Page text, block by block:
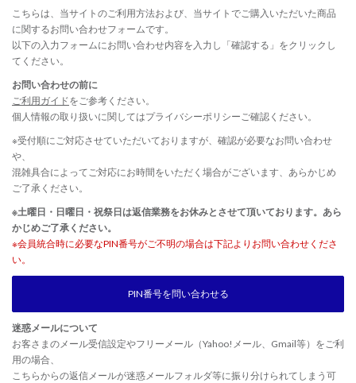
こちらは、当サイトのご利用方法および、当サイトでご購入いただいた商品
に関するお問い合わせフォームです。
以下の入力フォームにお問い合わせ内容を入力し「確認する」をクリックし
てください。
お問い合わせの前に
ご利用ガイドをご参考ください。
個人情報の取り扱いに関してはプライバシーポリシーご確認ください。
※受付順にご対応させていただいておりますが、確認が必要なお問い合わせ
や、
混雑具合によってご対応にお時間をいただく場合がございます、あらかじめ
ご了承ください。
※土曜日・日曜日・祝祭日は返信業務をお休みとさせて頂いております。あら
かじめご了承ください。
※会員統合時に必要なPIN番号がご不明の場合は下記よりお問い合わせくださ
い。
PIN番号を問い合わせる
迷惑メールについて
お客さまのメール受信設定やフリーメール（Yahoo!メール、Gmail等）をご利
用の場合、
こちらからの返信メールが迷惑メールフォルダ等に振り分けられてしまう可